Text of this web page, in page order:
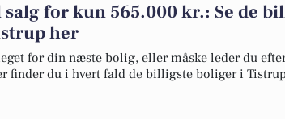
salg for kun 565.000 kr.: Se de
her
for din næste bolig, eller måske leder du
finder du i hvert fald de billigste boliger i